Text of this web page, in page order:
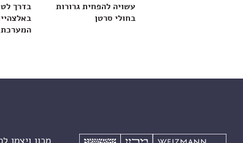
עשויה להפחית גרורות
בחולי סרטן
בדרך
המערכת